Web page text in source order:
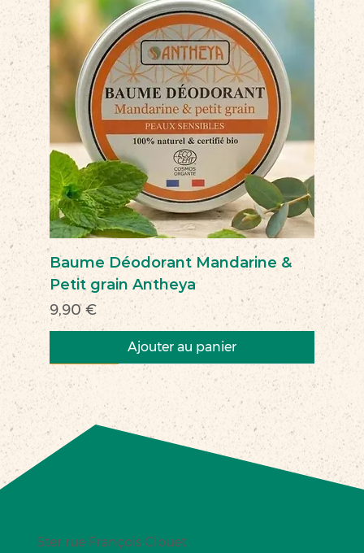
Baume Déodorant Mandarine &
Petit grain Antheya
Prix
9,90 €
Ajouter au panier
Nouveau
Nouveau
Nouveau
Nouveau
Nouveau
Nouveau
Nouveau
Nouveauté
Nouveau
Nouveau
Commerce équitable
Nouveau
5ter rue François Clouet